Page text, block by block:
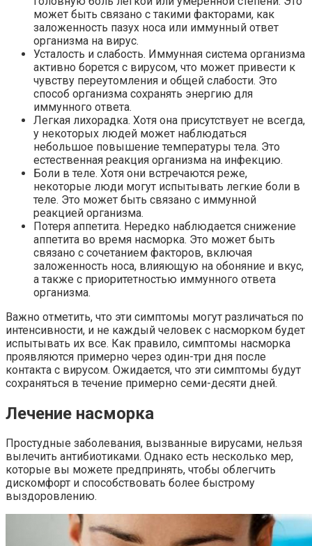
может быть связано с такими факторами, как
заложенность пазух носа или иммунный ответ
организма на вирус.
Усталость и слабость. Иммунная система организма
активно борется с вирусом, что может привести к
чувству переутомления и общей слабости. Это
способ организма сохранять энергию для
иммунного ответа.
Легкая лихорадка. Хотя она присутствует не всегда,
у некоторых людей может наблюдаться
небольшое повышение температуры тела. Это
естественная реакция организма на инфекцию.
Боли в теле. Хотя они встречаются реже,
некоторые люди могут испытывать легкие боли в
теле. Это может быть связано с иммунной
реакцией организма.
Потеря аппетита. Нередко наблюдается снижение
аппетита во время насморка. Это может быть
связано с сочетанием факторов, включая
заложенность носа, влияющую на обоняние и вкус,
а также с приоритетностью иммунного ответа
организма.
Важно отметить, что эти симптомы могут различаться по
интенсивности, и не каждый человек с насморком будет
испытывать их все. Как правило, симптомы насморка
проявляются примерно через один-три дня после
контакта с вирусом. Ожидается, что эти симптомы будут
сохраняться в течение примерно семи-десяти дней.
Лечение насморка
Простудные заболевания, вызванные вирусами, нельзя
вылечить антибиотиками. Однако есть несколько мер,
которые вы можете предпринять, чтобы облегчить
дискомфорт и способствовать более быстрому
выздоровлению.